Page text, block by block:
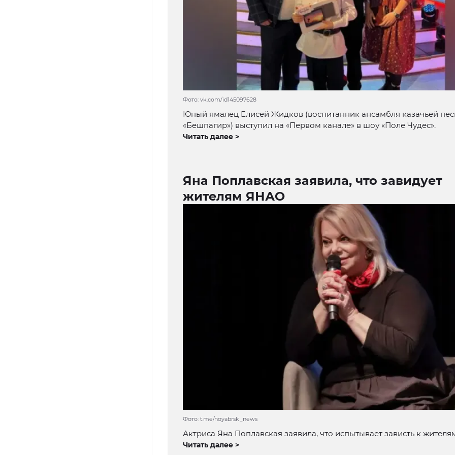
Фото: vk.com/id145097628
Юный ямалец Елисей Жидков (воспитанник ансамбля казачьей
«Бешпагир») выступил на «Первом канале» в шоу «Поле Чудес».
Читать далее >
Яна Поплавская заявила, что завидует
жителям ЯНАО
Фото: t.me/noyabrsk_news
Актриса Яна Поплавская заявила, что испытывает зависть к
Читать далее >